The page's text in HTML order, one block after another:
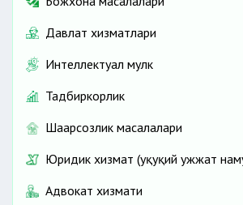
Давлат хизматлари
Интеллектуал мулк
Тадбиркорлик
Шаҳарсозлик масалалари
Юридик хизмат (ҳуқуқий ҳужжат
Адвокат хизмати